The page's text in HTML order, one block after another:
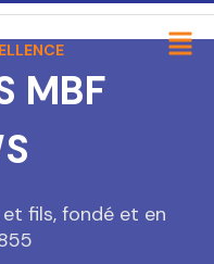
MBF
fils, fondé et en